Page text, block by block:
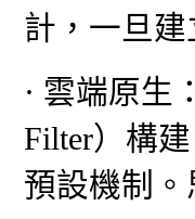
計，一旦
· 雲端原生
Filter）構
預設機制。